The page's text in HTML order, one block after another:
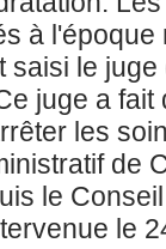
à
saisi le
juge a
les
de
le
le